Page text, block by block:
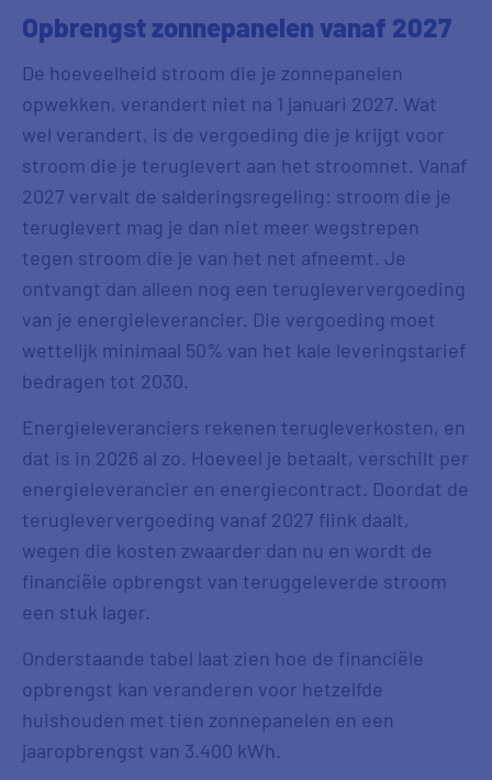
Opbrengst zonnepanelen vanaf 2027
De hoeveelheid stroom die je zonnepanelen
opwekken, verandert niet na 1 januari 2027. Wat
wel verandert, is de vergoeding die je krijgt voor
stroom die je teruglevert aan het stroomnet. Vanaf
2027 vervalt de salderingsregeling: stroom die je
teruglevert mag je dan niet meer wegstrepen
tegen stroom die je van het net afneemt. Je
ontvangt dan alleen nog een terugleververgoeding
van je energieleverancier. Die vergoeding moet
wettelijk minimaal 50% van het kale leveringstarief
bedragen tot 2030.
Energieleveranciers rekenen terugleverkosten, en
dat is in 2026 al zo. Hoeveel je betaalt, verschilt per
energieleverancier en energiecontract. Doordat de
terugleververgoeding vanaf 2027 flink daalt,
wegen die kosten zwaarder dan nu en wordt de
financiële opbrengst van teruggeleverde stroom
een stuk lager.
Onderstaande tabel laat zien hoe de financiële
opbrengst kan veranderen voor hetzelfde
huishouden met tien zonnepanelen en een
jaaropbrengst van 3.400 kWh.